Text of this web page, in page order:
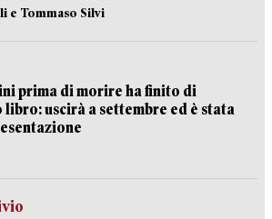
e Tommaso Silvi
prima di morire ha finito di
libro: uscirà a settembre ed è stata